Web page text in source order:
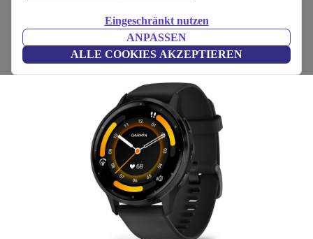
Eingeschränkt nutzen
ANPASSEN
ALLE COOKIES AKZEPTIEREN
Garmin Venu 3 (2023)
schwarz | schwarz
(Bewertungen werden gesammelt)